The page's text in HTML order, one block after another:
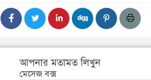
আপনার মতামত লিখুন
মেসেজ বক্স